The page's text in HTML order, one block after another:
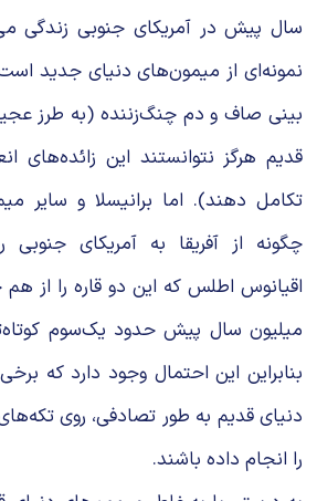
سال پیش در آمریکای جنوبی زندگی
نمونه‌ای از میمون‌های دنیای جدید
بینی صاف و دم چنگ‌زننده (به طرز
قدیم هرگز نتوانستند این زائده‌های
تکامل دهند). اما برانیسلا و سایر
چگونه از آفریقا به آمریکای
میلیون سال پیش حدود یک‌سوم
بنابراین این احتمال وجود دارد که
دنیای قدیم به طور تصادفی، روی
را انجام داده باشند.